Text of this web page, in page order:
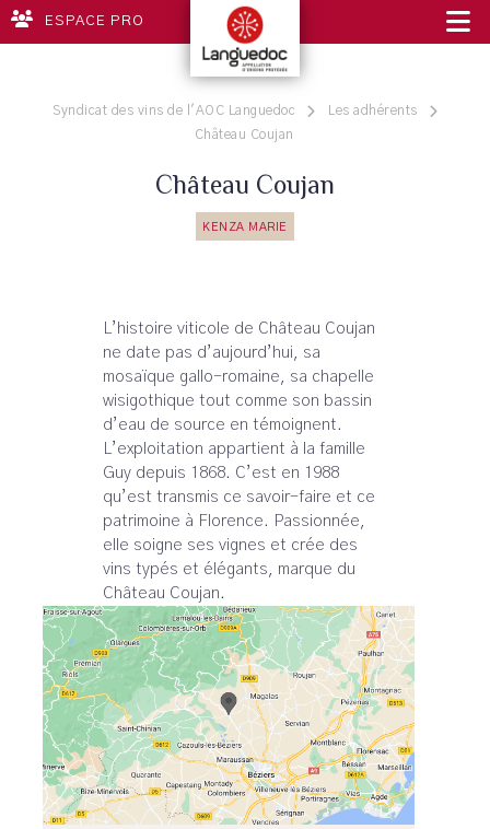
ESPACE PRO
Syndicat des vins de l'AOC Languedoc
Les adhérents
Château Coujan
Château Coujan
KENZA MARIE
L’histoire viticole de Château Coujan
ne date pas d’aujourd’hui, sa
mosaïque gallo-romaine, sa chapelle
wisigothique tout comme son bassin
d’eau de source en témoignent.
L’exploitation appartient à la famille
Guy depuis 1868. C’est en 1988
qu’est transmis ce savoir-faire et ce
patrimoine à Florence. Passionnée,
elle soigne ses vignes et crée des
vins typés et élégants, marque du
Château Coujan.